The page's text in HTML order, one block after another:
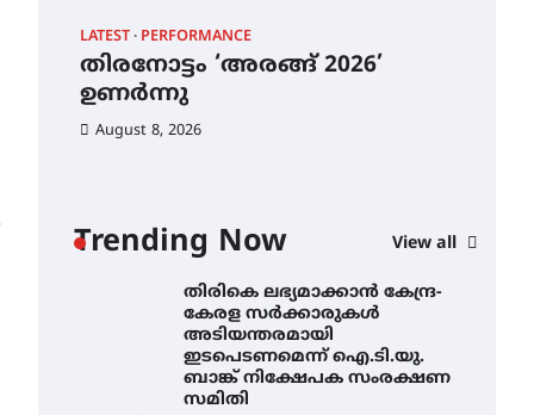
LATEST PERFORMANCE
തിരനോട്ടം ‘അരങ്ങ് 2026’
ഉണർന്നു
August 8, 2026
Trending Now View all
വോയിസ് ഓഫ് ഹിന്ദ് റജബ് ”
ഇരിങ്ങാലക്കുട ഫിലിം
സൊസൈറ്റി ആഗസ്റ്റ് 7
വെള്ളിയാഴ്ച സ്‌ക്രീൻ
ചെയ്യുന്നു
August 8, 2026
ഐ.ടി.യു. ബാങ്കിലെ
തിരികെ ലഭ്യമാക്കാൻ കേന്ദ്ര-
കേരള സർക്കാരുകൾ
അടിയന്തരമായി
ഇടപെടണമെന്ന് ഐ.ടി.യു.
ബാങ്ക് നിക്ഷേപക സംരക്ഷണ
സമിതി